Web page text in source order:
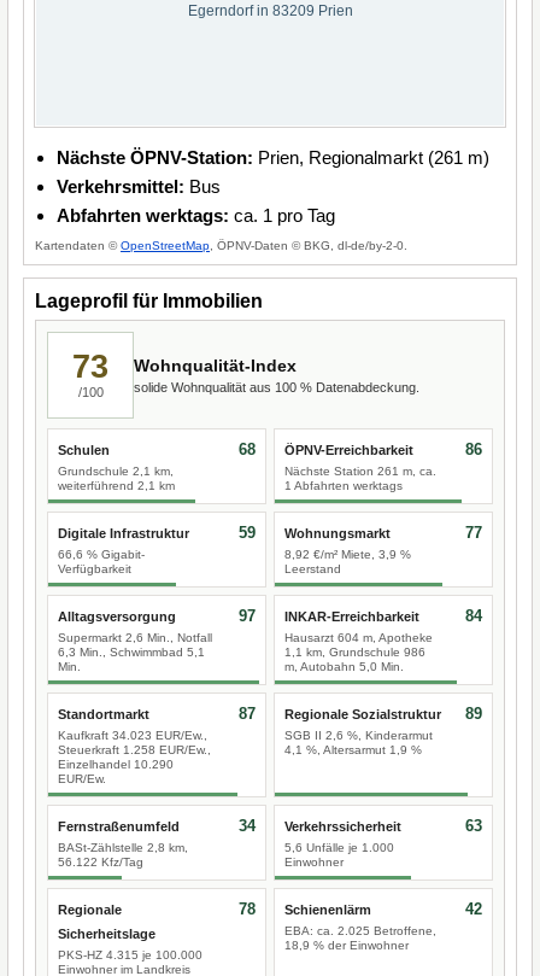
Egerndorf in 83209 Prien
Nächste ÖPNV-Station: Prien, Regionalmarkt (261 m)
Verkehrsmittel: Bus
Abfahrten werktags: ca. 1 pro Tag
Kartendaten ©OpenStreetMap , ÖPNV-Daten © BKG, dl-de/by-2-0.
Lageprofil für Immobilien
73
/100
Wohnqualität-Index
solide Wohnqualität aus 100 % Datenabdeckung.
Schulen
Grundschule 2,1 km,
weiterführend 2,1 km
68 ÖPNV-Erreichbarkeit
Nächste Station 261 m, ca.
1 Abfahrten werktags
86
Digitale Infrastruktur
66,6 % Gigabit-
Verfügbarkeit
59 Wohnungsmarkt
8,92 €/m² Miete, 3,9 %
Leerstand
77
Alltagsversorgung
Supermarkt 2,6 Min., Notfall
6,3 Min., Schwimmbad 5,1
Min.
97 INKAR-Erreichbarkeit
Hausarzt 604 m, Apotheke
1,1 km, Grundschule 986
m, Autobahn 5,0 Min.
84
Standortmarkt
Kaufkraft 34.023 EUR/Ew.,
Steuerkraft 1.258 EUR/Ew.,
Einzelhandel 10.290
EUR/Ew.
87 Regionale Sozialstruktur
SGB II 2,6 %, Kinderarmut
4,1 %, Altersarmut 1,9 %
89
Fernstraßenumfeld
BASt-Zählstelle 2,8 km,
56.122 Kfz/Tag
34 Verkehrssicherheit
5,6 Unfälle je 1.000
Einwohner
63
Regionale
Sicherheitslage
PKS-HZ 4.315 je 100.000
Einwohner im Landkreis
78 Schienenlärm
EBA: ca. 2.025 Betroffene,
18,9 % der Einwohner
42